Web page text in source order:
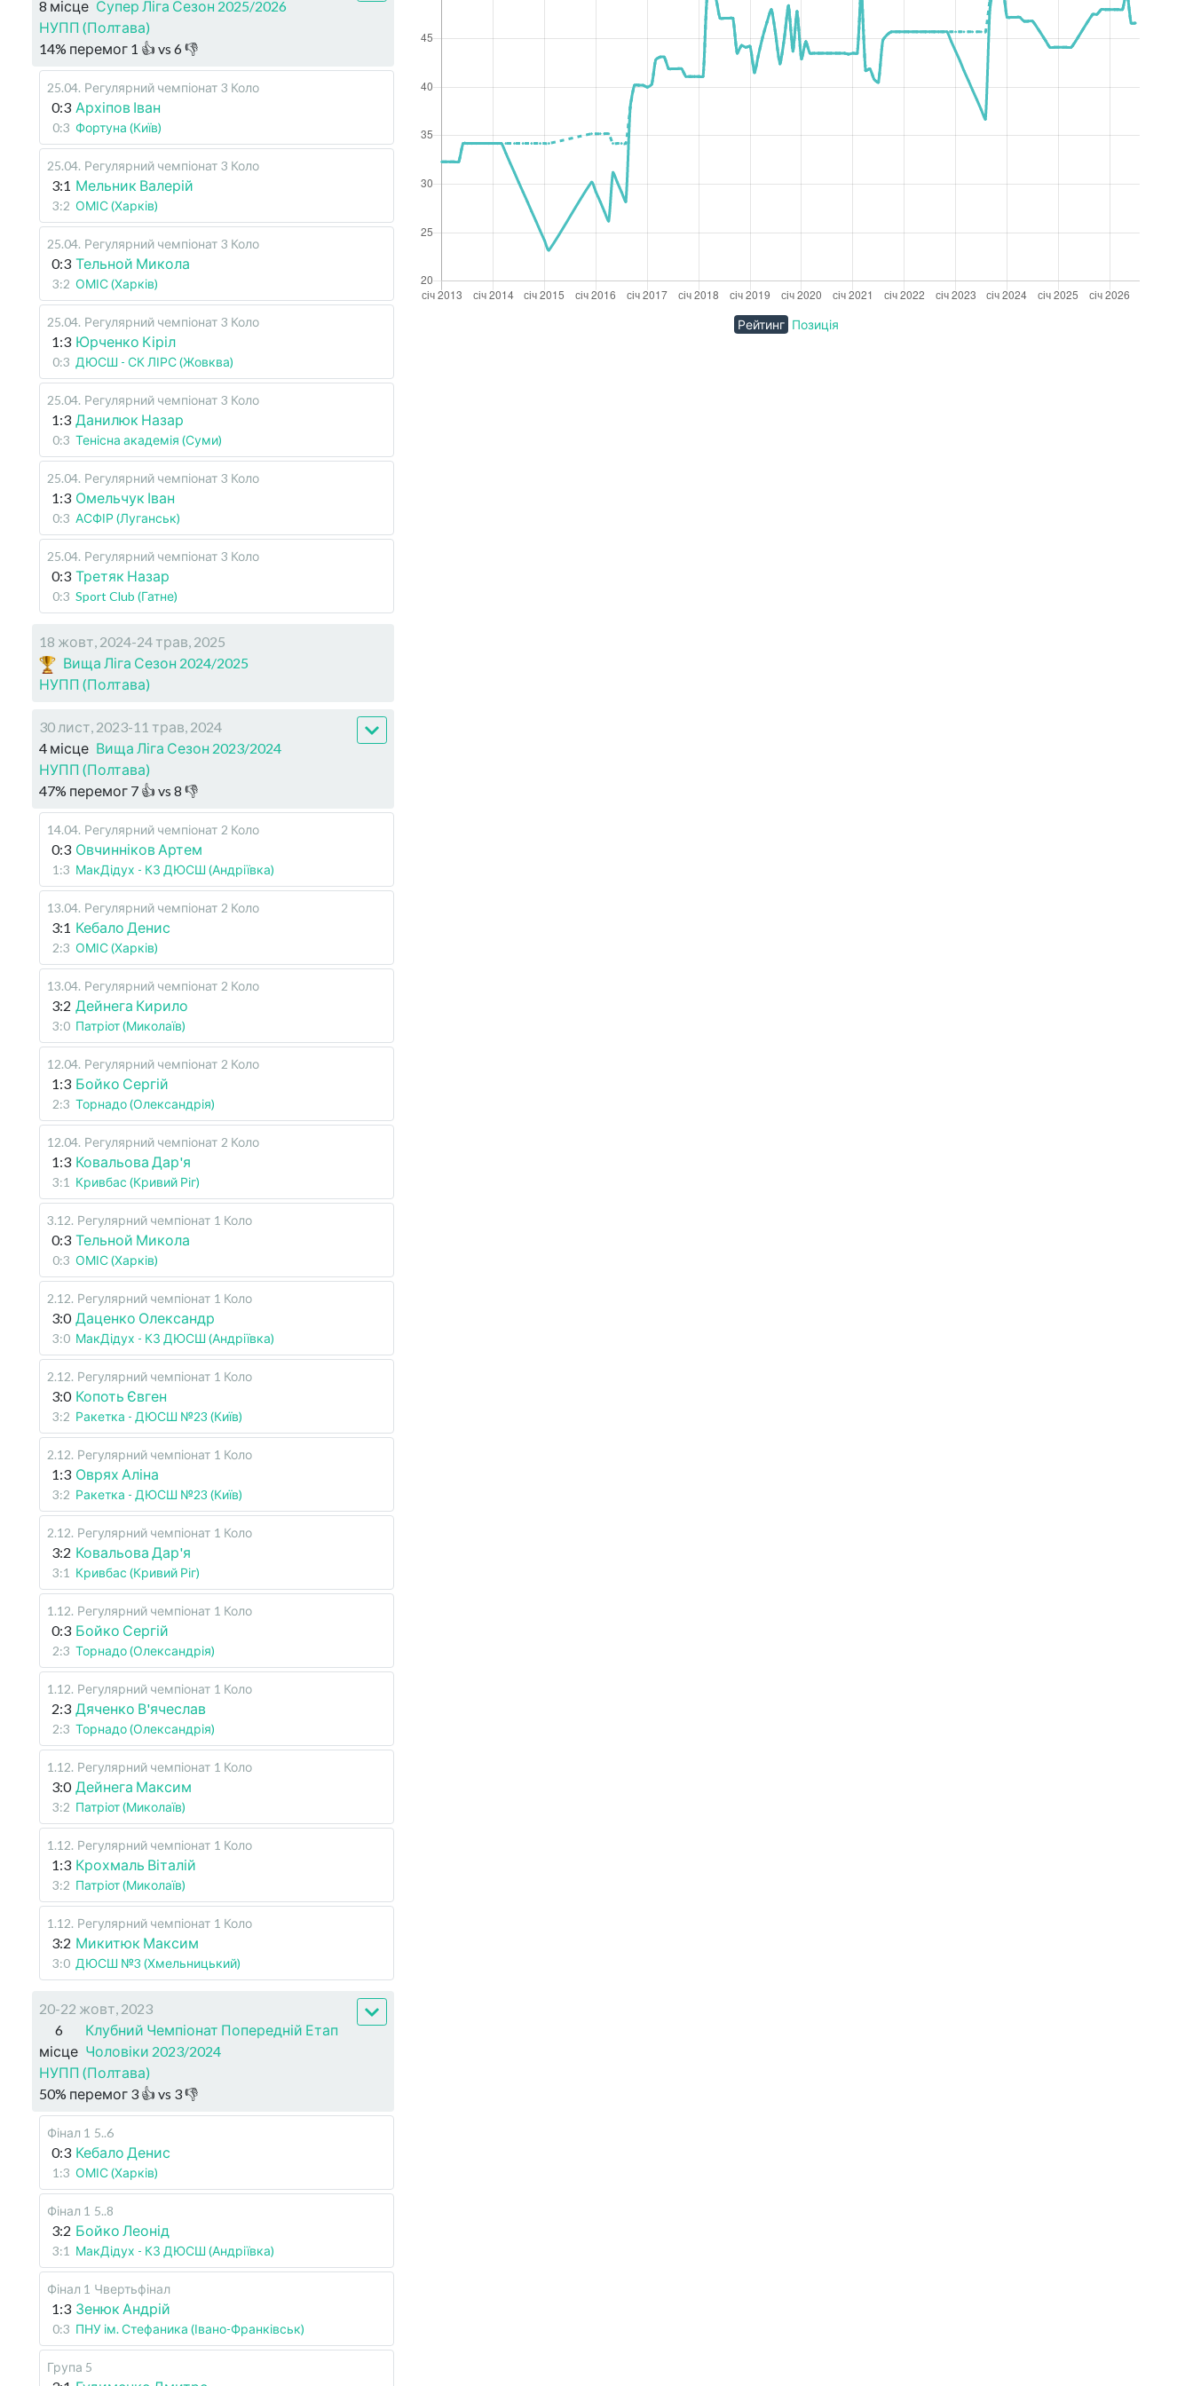
8 місце Супер Ліга Сезон 2025/2026
НУПП (Полтава)
14% перемог 1 👍 vs 6👎
25.04. Регулярний чемпіонат 3 Коло
0:3 Архіпов Іван
0:3 Фортуна (Київ)
25.04. Регулярний чемпіонат 3 Коло
3:1 Мельник Валерій
3:2 ОМІС (Харків)
25.04. Регулярний чемпіонат 3 Коло
0:3 Тельной Микола
3:2 ОМІС (Харків)
25.04. Регулярний чемпіонат 3 Коло
1:3 Юрченко Кіріл
0:3 ДЮСШ - СК ЛІРС (Жовква)
25.04. Регулярний чемпіонат 3 Коло
1:3 Данилюк Назар
0:3 Тенісна академія (Суми)
25.04. Регулярний чемпіонат 3 Коло
1:3 Омельчук Іван
0:3 АСФІР (Луганськ)
25.04. Регулярний чемпіонат 3 Коло
0:3 Третяк Назар
0:3 Sport Club (Гатне)
18 жовт, 2024-24 трав, 2025
Вища Ліга Сезон 2024/2025
НУПП (Полтава)
30 лист, 2023-11 трав, 2024
4 місце Вища Ліга Сезон 2023/2024
НУПП (Полтава)
47% перемог 7 👍 vs 8 👎
14.04. Регулярний чемпіонат 2 Коло
0:3 Овчинніков Артем
1:3 МакДідух - КЗ ДЮСШ (Андріївка)
13.04. Регулярний чемпіонат 2 Коло
3:1 Кебало Денис
2:3 ОМІС (Харків)
13.04. Регулярний чемпіонат 2 Коло
3:2 Дейнега Кирило
3:0 Патріот (Миколаїв)
12.04. Регулярний чемпіонат 2 Коло
1:3 Бойко Сергій
2:3 Торнадо (Олександрія)
12.04. Регулярний чемпіонат 2 Коло
1:3 Ковальова Дар'я
3:1 Кривбас (Кривий Ріг)
3.12. Регулярний чемпіонат 1 Коло
0:3 Тельной Микола
0:3 ОМІС (Харків)
2.12. Регулярний чемпіонат 1 Коло
3:0 Даценко Олександр
3:0 МакДідух - КЗ ДЮСШ (Андріївка)
2.12. Регулярний чемпіонат 1 Коло
3:0 Копоть Євген
3:2 Ракетка - ДЮСШ №23 (Київ)
2.12. Регулярний чемпіонат 1 Коло
1:3 Оврях Аліна
3:2 Ракетка - ДЮСШ №23 (Київ)
2.12. Регулярний чемпіонат 1 Коло
3:2 Ковальова Дар'я
3:1 Кривбас (Кривий Ріг)
1.12. Регулярний чемпіонат 1 Коло
0:3 Бойко Сергій
2:3 Торнадо (Олександрія)
1.12. Регулярний чемпіонат 1 Коло
2:3 Дяченко В'ячеслав
2:3 Торнадо (Олександрія)
1.12. Регулярний чемпіонат 1 Коло
3:0 Дейнега Максим
3:2 Патріот (Миколаїв)
1.12. Регулярний чемпіонат 1 Коло
1:3 Крохмаль Віталій
3:2 Патріот (Миколаїв)
1.12. Регулярний чемпіонат 1 Коло
3:2 Микитюк Максим
3:0 ДЮСШ №3 (Хмельницький)
20-22 жовт, 2023
6
місце
Клубний Чемпіонат Попередній Етап
Чоловіки 2023/2024
НУПП (Полтава)
50% перемог 3 👍 vs 3👎
Фінал 1 5..6
0:3 Кебало Денис
1:3 ОМІС (Харків)
Фінал 1 5..8
3:2 Бойко Леонід
3:1 МакДідух - КЗ ДЮСШ (Андріївка)
Фінал 1 Чвертьфінал
1:3 Зенюк Андрій
0:3 ПНУ ім. Стефаника (Івано-Франківськ)
Група 5
Рейтинг Позиція